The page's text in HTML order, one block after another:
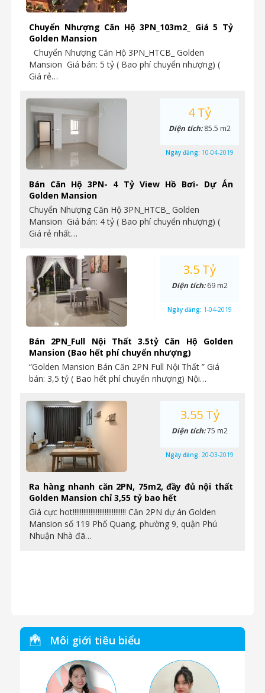
Chuyển Nhượng Căn Hộ 3PN_103m2_ Giá 5 Tỷ
Golden Mansion
Chuyển Nhượng Căn Hộ 3PN_HTCB_ Golden
Mansion Giá bán: 5 tỷ ( Bao phí chuyển nhượng) (
Giá rẻ…
Bán Căn Hộ 3PN- 4 Tỷ View Hồ Bơi- Dự Án
Golden Mansion
Chuyển Nhượng Căn Hộ 3PN_HTCB_ Golden
Mansion Giá bán: 4 tỷ ( Bao phí chuyển nhượng) (
Giá rẻ nhất…
4 Tỷ
Diện tích:85.5 m2
Ngày đăng: 10-04-2019
Bán 2PN_Full Nội Thất 3.5tỷ Căn Hộ Golden
Mansion (Bao hết phí chuyển nhượng)
“Golden Mansion Bán Căn 2PN Full Nội Thất ” Giá
bán: 3,5 tỷ ( Bao hết phí chuyển nhượng) Nội…
3.5 Tỷ
Diện tích:69 m2
Ngày đăng: 1-04-2019
Ra hàng nhanh căn 2PN, 75m2, đầy đủ nội thất
Golden Mansion chỉ 3,55 tỷ bao hết
Giá cực hot!!!!!!!!!!!!!!!!!!!!!!!!!!!!!! Căn 2PN dự án Golden
Mansion số 119 Phổ Quang, phường 9, quận Phú
Nhuận Nhà đã…
3.55 Tỷ
Diện tích:75 m2
Ngày đăng: 20-03-2019
Môi giới tiêu biểu